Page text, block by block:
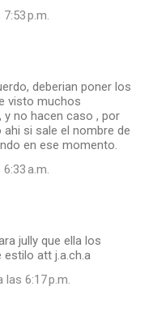
p.m.
deberian poner los
visto muchos
no hacen caso , por
si sale el nombre de
en ese momento.
a.m.
jully que ella los
att j.a.ch.a
6:17 p.m.